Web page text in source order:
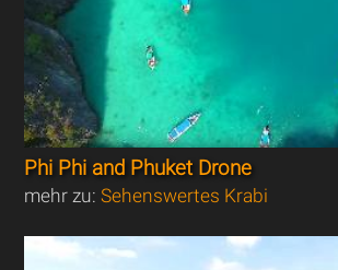
Phi Phi and Phuket Drone
mehr zu:Sehenswertes Krabi